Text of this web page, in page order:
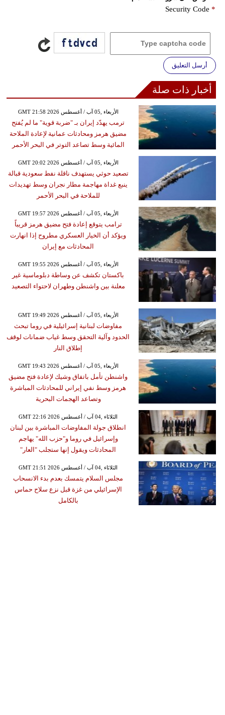
Security Code *
أرسل التعليق
أخبار ذات صلة
GMT 21:58 2026 الأربعاء ,05 آب / أغسطس
ترمب يهدّد إيران بـ "ضربة قوية" ما لم يُفتح
مضيق هرمز ومحادثات عمانية لإعادة الملاحة
المائية وسط تصاعد التوتر في البحر الأحمر
GMT 20:02 2026 الأربعاء ,05 آب / أغسطس
تصعيد حوثي يستهدف ناقلة نفط سعودية قبالة
ينبع غداة مهاجمة مطار نجران وسط تهديدات
للملاحة في البحر الأحمر
GMT 19:57 2026 الأربعاء ,05 آب / أغسطس
ترامب يتوقع إعادة فتح مضيق هرمز قريباً
ويؤكد أن الخيار العسكري مطروح إذا انهارت
المحادثات مع إيران
GMT 19:55 2026 الأربعاء ,05 آب / أغسطس
باكستان تكشف عن وساطة دبلوماسية غير
معلنة بين واشنطن وطهران لاحتواء التصعيد
GMT 19:49 2026 الأربعاء ,05 آب / أغسطس
مفاوضات لبنانية إسرائيلية في روما تبحث
الحدود وآلية التحقق وسط غياب ضمانات لوقف
إطلاق النار
GMT 19:43 2026 الأربعاء ,05 آب / أغسطس
واشنطن تأمل باتفاق وشيك لإعادة فتح مضيق
هرمز وسط نفي إيراني للمحادثات المباشرة
وتصاعد الهجمات البحرية
GMT 22:16 2026 الثلاثاء ,04 آب / أغسطس
انطلاق جولة المفاوضات المباشرة بين لبنان
وإسرائيل في روما و"حزب الله" يهاجم
المحادثات ويقول إنها ستجلب "العار"
GMT 21:51 2026 الثلاثاء ,04 آب / أغسطس
مجلس السلام يتمسك بعدم بدء الانسحاب
الإسرائيلي من غزة قبل نزع سلاح حماس
بالكامل